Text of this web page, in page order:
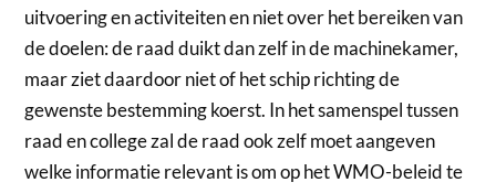
uitvoering en activiteiten en niet over het bereiken van
de doelen: de raad duikt dan zelf in de machinekamer,
maar ziet daardoor niet of het schip richting de
gewenste bestemming koerst. In het samenspel tussen
raad en college zal de raad ook zelf moet aangeven
welke informatie relevant is om op het WMO-beleid te